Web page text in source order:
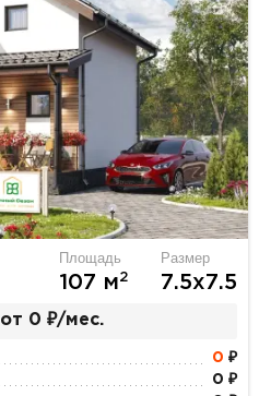
Площадь
107 м2
Размер
7.5х7.5
от 0 ₽/мес.
0 ₽
0 ₽